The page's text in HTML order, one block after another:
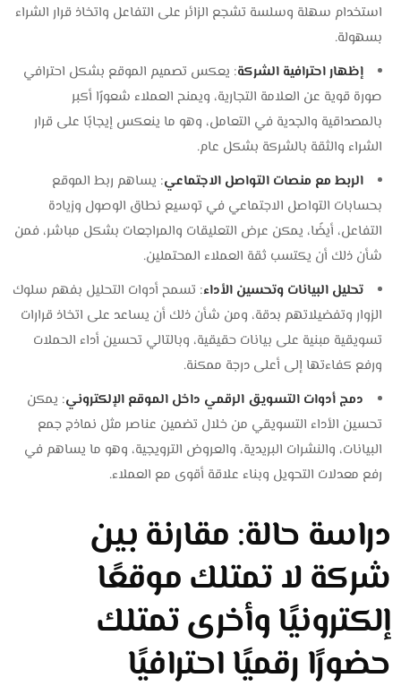
استخدام سهلة وسلسة تشجع الزائر على التفاعل واتخاذ قرار الشراء
بسهولة.
إظهار احترافية الشركة: يعكس تصميم الموقع بشكل احترافي
صورة قوية عن العلامة التجارية، ويمنح العملاء شعورًا أكبر
بالمصداقية والجدية في التعامل، وهو ما ينعكس إيجابًا على قرار
الشراء والثقة بالشركة بشكل عام.
الربط مع منصات التواصل الاجتماعي: يساهم ربط الموقع
بحسابات التواصل الاجتماعي في توسيع نطاق الوصول وزيادة
التفاعل، أيضًا، يمكن عرض التعليقات والمراجعات بشكل مباشر، فمن
شأن ذلك أن يكتسب ثقة العملاء المحتملين.
تحليل البيانات وتحسين الأداء: تسمح أدوات التحليل بفهم سلوك
الزوار وتفضيلاتهم بدقة، ومن شأن ذلك أن يساعد على اتخاذ قرارات
تسويقية مبنية على بيانات حقيقية، وبالتالي تحسين أداء الحملات
ورفع كفاءتها إلى أعلى درجة ممكنة.
دمج أدوات التسويق الرقمي داخل الموقع الإلكتروني: يمكن
تحسين الأداء التسويقي من خلال تضمين عناصر مثل نماذج جمع
البيانات، والنشرات البريدية، والعروض الترويجية، وهو ما يساهم في
رفع معدلات التحويل وبناء علاقة أقوى مع العملاء.
دراسة حالة: مقارنة بين
شركة لا تمتلك موقعًا
إلكترونيًا وأخرى تمتلك
حضورًا رقميًا احترافيًا